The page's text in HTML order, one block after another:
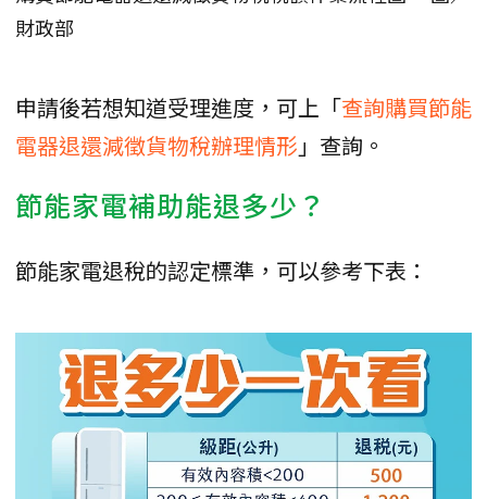
財政部
申請後若想知道受理進度，可上「查詢購買節能
電器退還減徵貨物稅辦理情形 」查詢。
節能家電補助能退多少？
節能家電退稅的認定標準，可以參考下表：